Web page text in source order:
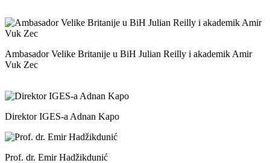
Ambasador Velike Britanije u BiH Julian Reilly i akademik Amir
Vuk Zec
Direktor IGES-a Adnan Kapo
Prof. dr. Emir Hadžikdunić